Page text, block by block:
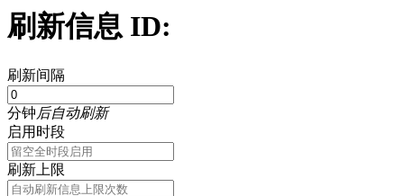
刷新信息 ID:
刷新间隔
分钟后自动刷新
启用时段
刷新上限